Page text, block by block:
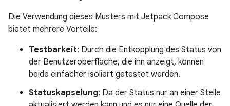
Die Verwendung dieses Musters mit Jetpack Compose
bietet mehrere Vorteile:
Testbarkeit: Durch die Entkopplung des Status von
der Benutzeroberfläche, die ihn anzeigt, können
beide einfacher isoliert getestet werden.
Statuskapselung: Da der Status nur an einer Stelle